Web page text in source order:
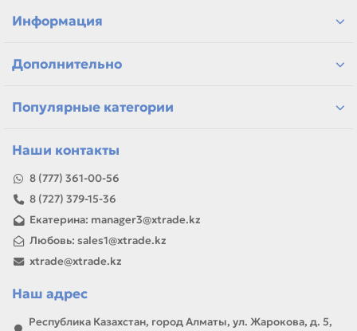
Информация
Дополнительно
Популярные категории
Наши контакты
8 (777) 361-00-56
8 (727) 379-15-36
Екатерина: manager3@xtrade.kz
Любовь: sales1@xtrade.kz
xtrade@xtrade.kz
Наш адрес
Республика Казахстан, город Алматы, ул. Жарокова, д. 5,